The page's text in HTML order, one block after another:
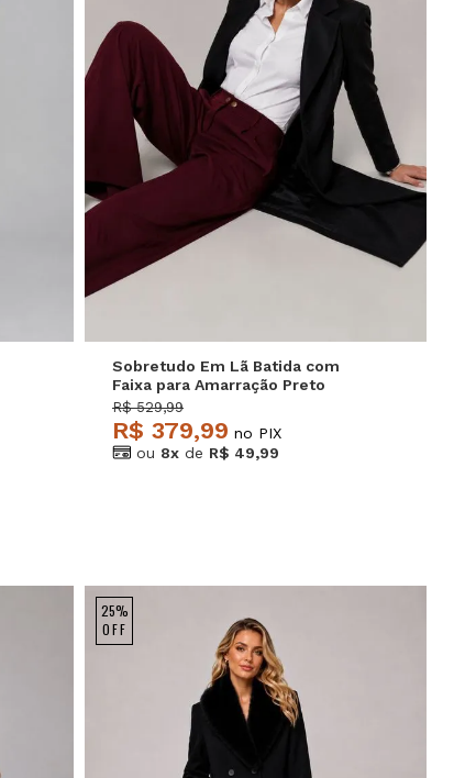
P M GG
Sobretudo Em Lã Batida com
Faixa para Amarração Preto
Salvatore
R$ 529,99
R$ 379,99 no PIX
ou 8x de R$ 49,99
25%
OFF